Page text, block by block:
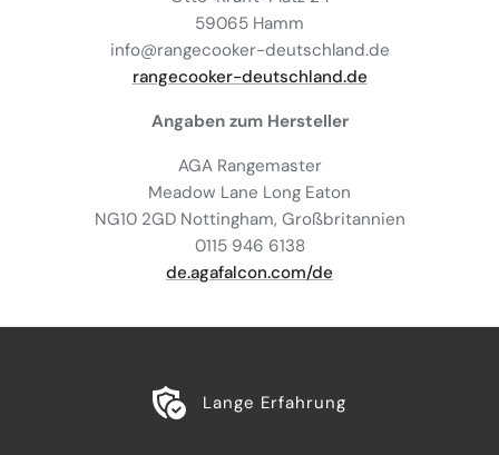
59065 Hamm
info@rangecooker-deutschland.de
rangecooker-deutschland.de
Angaben zum Hersteller
AGA Rangemaster
Meadow Lane Long Eaton
NG10 2GD Nottingham, Großbritannien
0115 946 6138
de.agafalcon.com/de
Lange Erfahrung